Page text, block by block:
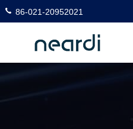
86-021-20952021